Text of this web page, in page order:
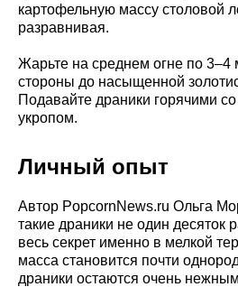
картофельную массу столовой
разравнивая.
Жарьте на среднем огне по 3–4
стороны до насыщенной
Подавайте драники горячими
укропом.
Личный опыт
Автор PopcornNews.ru Ольга
такие драники не один десяток
весь секрет именно в мелкой
масса становится почти
драники остаются очень